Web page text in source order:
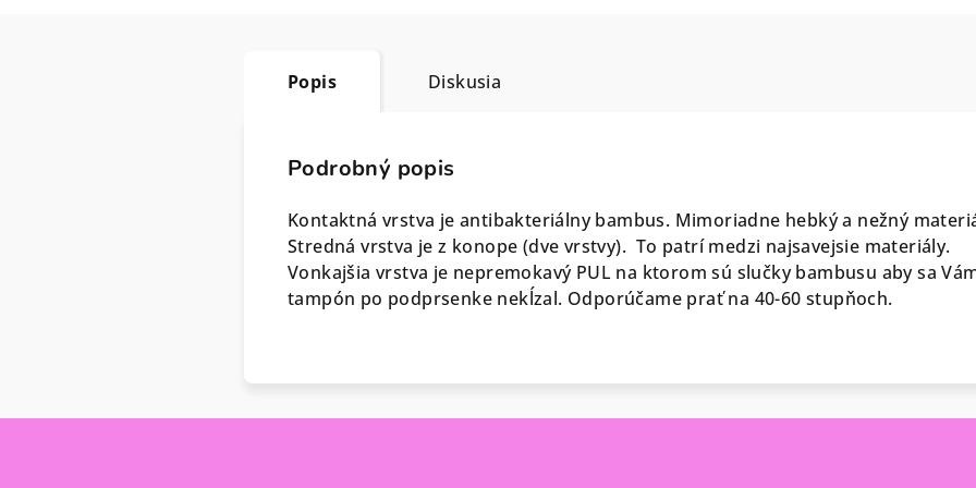
Popis Diskusia
Podrobný popis
Kontaktná vrstva je antibakteriálny bambus. Mimoriadne hebký a nežný
Stredná vrstva je z konope (dve vrstvy). To patrí medzi najsavejsie materiály.
Vonkajšia vrstva je nepremokavý PUL na ktorom sú slučky bambusu aby sa
tampón po podprsenke nekĺzal. Odporúčame prať na 40-60 stupňoch.